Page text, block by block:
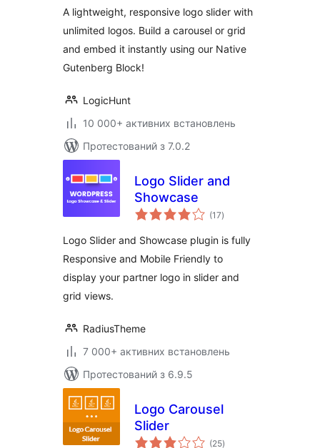
Showcase
A lightweight, responsive logo slider with
unlimited logos. Build a carousel or grid
and embed it instantly using our Native
Gutenberg Block!
LogicHunt
10 000+ активних встановлень
Протестований з 7.0.2
Logo Slider and
Showcase
(17загальний
рейтинг
)
Logo Slider and Showcase plugin is fully
Responsive and Mobile Friendly to
display your partner logo in slider and
grid views.
RadiusTheme
7 000+ активних встановлень
Протестований з 6.9.5
Logo Carousel
Slider
(25загальний
)